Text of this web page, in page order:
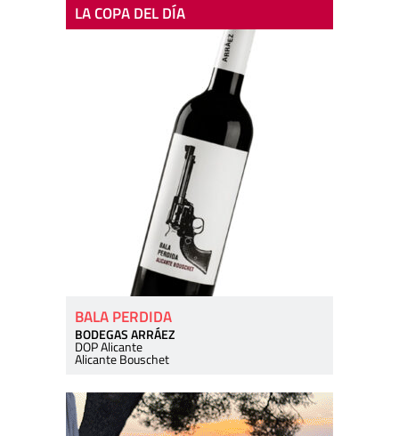
LA COPA DEL DÍA
BALA PERDIDA
BODEGAS ARRÁEZ
DOP Alicante
Alicante Bouschet